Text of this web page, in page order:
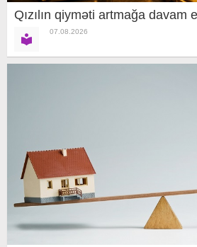
Qızılın qiyməti artmağa davam
07.08.2026